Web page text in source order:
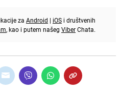
za Android | iOS i društvenih
, kao i putem našeg ViberChata.